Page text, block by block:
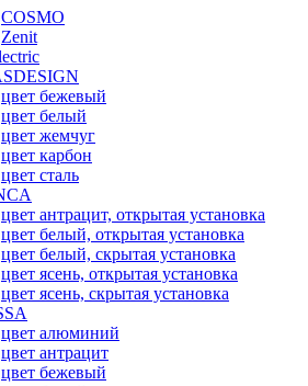
COSMO
Zenit
цвет бежевый
цвет белый
цвет жемчуг
цвет карбон
цвет сталь
цвет антрацит, открытая установка
цвет белый, открытая установка
цвет белый, скрытая установка
цвет ясень, открытая установка
цвет ясень, скрытая установка
цвет алюминий
цвет антрацит
цвет бежевый